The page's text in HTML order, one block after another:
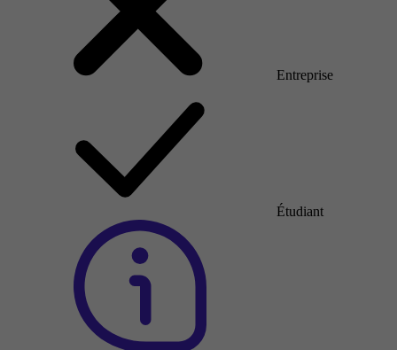
Entreprise
Étudiant